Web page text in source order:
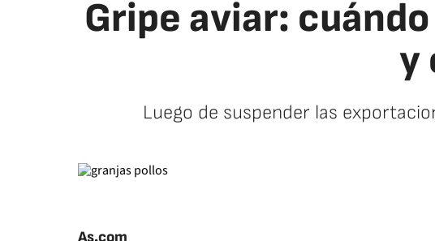
Gripe aviar:
y
Luego de suspender las